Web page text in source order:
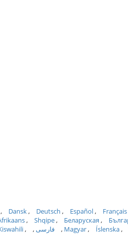
Dansk Deutsch Español Français
Shqipe Беларуская
Magyar Íslenska فارسی